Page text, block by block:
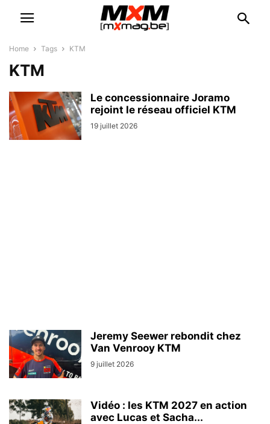
Home Tags KTM
KTM
Le concessionnaire Joramo
rejoint le réseau officiel KTM
19 juillet 2026
Jeremy Seewer rebondit chez
Van Venrooy KTM
9 juillet 2026
Vidéo : les KTM 2027 en action
avec Lucas et Sacha...